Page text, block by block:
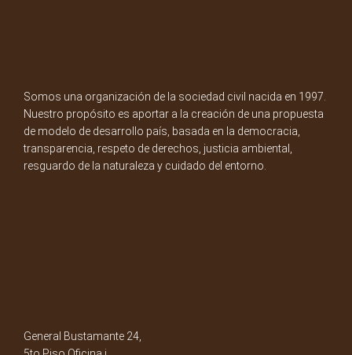
Somos una organización de la sociedad civil nacida en 1997.
Nuestro propósito es aportar a la creación de una propuesta
de modelo de desarrollo país, basada en la democracia,
transparencia, respeto de derechos, justicia ambiental,
resguardo de la naturaleza y cuidado del entorno.
General Bustamante 24,